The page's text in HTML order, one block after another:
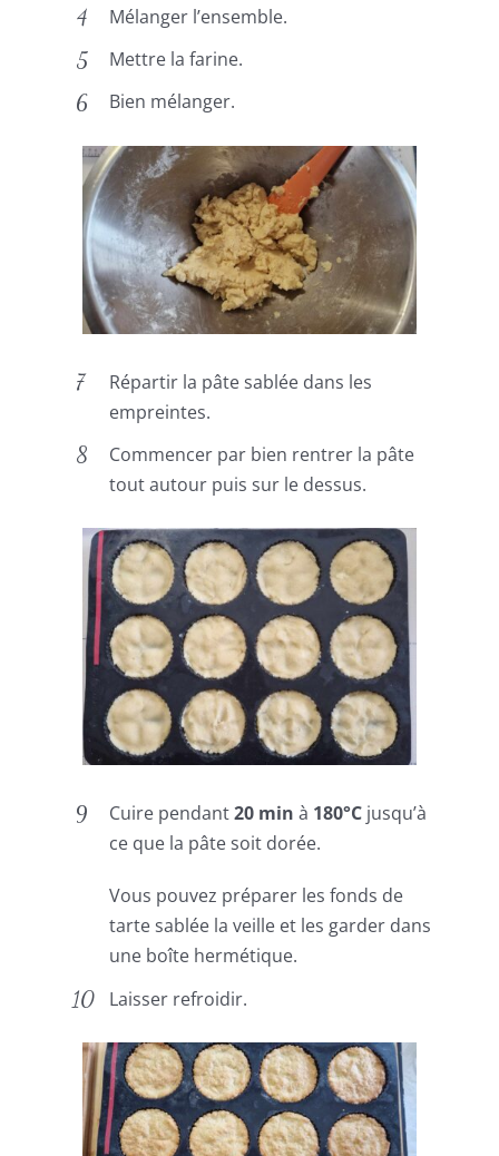
Mélanger l’ensemble.
Mettre la farine.
Bien mélanger.
Répartir la pâte sablée dans les
empreintes.
Commencer par bien rentrer la pâte
tout autour puis sur le dessus.
Cuire pendant20 min à 180°C jusqu’à
ce que la pâte soit dorée.
Vous pouvez préparer les fonds de
tarte sablée la veille et les garder dans
une boîte hermétique.
Laisser refroidir.